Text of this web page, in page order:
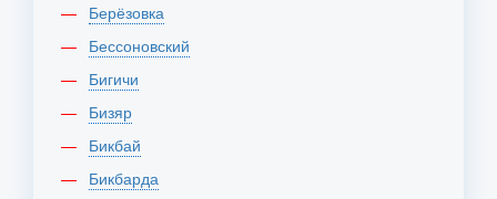
Берёзовка
Бессоновский
Бигичи
Бизяр
Бикбай
Бикбарда